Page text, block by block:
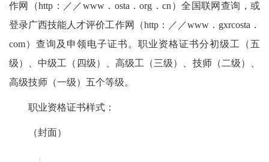
作网（http：／／www．osta．org．cn）全国联网查询，或
登录广西技能人才评价工作网（http：／／www．gxrcosta．
com）查询及申领电子证书。职业资格证书分初级工（五
级）、中级工（四级）、高级工（三级）、技师（二级）、
高级技师（一级）五个等级。
职业资格证书样式：
（封面）